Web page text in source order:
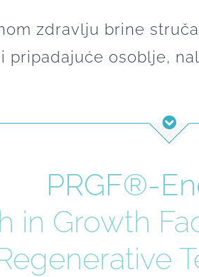
zdravlju brine
pripadajuće osoblje,
PRGF®-
in Growth